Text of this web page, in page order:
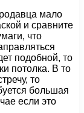
мало
и сравните
что
подобной, то
потолка. В то
то
большая
если это